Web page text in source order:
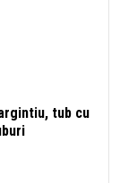
tub cu